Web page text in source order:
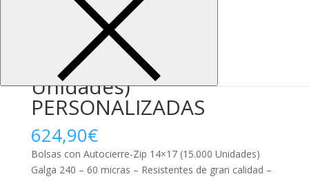
Bolsas con Autocierre-
Zip 14×17 (15.000
Unidades)
PERSONALIZADAS
624,90€
Bolsas con Autocierre-Zip 14×17 (15.000 Unidades)
Galga 240 – 60 micras – Resistentes de gran calidad –